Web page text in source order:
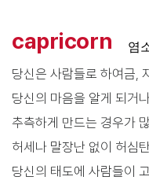
capricorn
염
당신은 사람들로 하여금,
당신의 마음을 알게 되거
추측하게 만드는 경우가
허세나 말장난 없이 허심
당신의 태도에 사람들이